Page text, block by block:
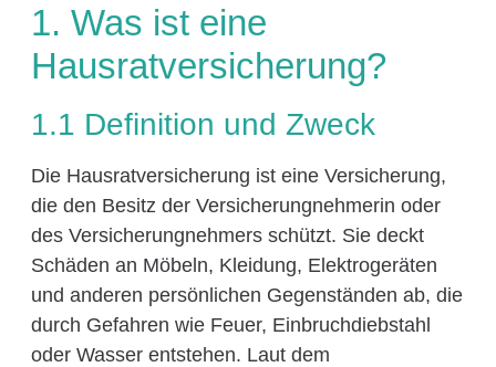
1. Was ist eine
Hausratversicherung?
1.1 Definition und Zweck
Die Hausratversicherung ist eine Versicherung,
die den Besitz der Versicherungnehmerin oder
des Versicherungnehmers schützt. Sie deckt
Schäden an Möbeln, Kleidung, Elektrogeräten
und anderen persönlichen Gegenständen ab, die
durch Gefahren wie Feuer, Einbruchdiebstahl
oder Wasser entstehen. Laut dem